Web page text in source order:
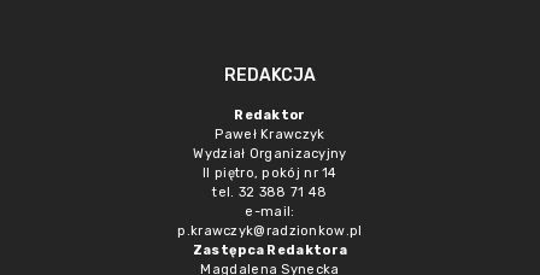
REDAKCJA
Redaktor
Paweł Krawczyk
Wydział Organizacyjny
II piętro, pokój nr 14
tel. 32 388 71 48
e-mail:
p.krawczyk@radzionkow.pl
Zastępca Redaktora
Magdalena Synecka